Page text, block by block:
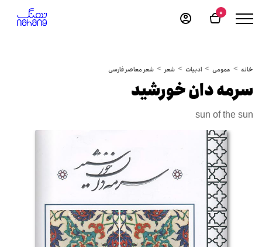
0
خانه عمومی ادبیات شعر شعر معاصر فارسی
سرمه دان خورشید
sun of the sun